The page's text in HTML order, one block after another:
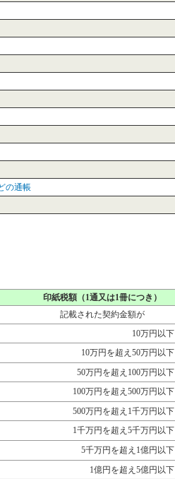
の通帳
印紙税額（1通又は1冊につき）
記載された契約金額が
10万円以下
10万円を超え50万円以下
50万円を超え100万円以下
100万円を超え500万円以下
500万円を超え1千万円以下
1千万円を超え5千万円以下
5千万円を超え1億円以下
1億円を超え5億円以下